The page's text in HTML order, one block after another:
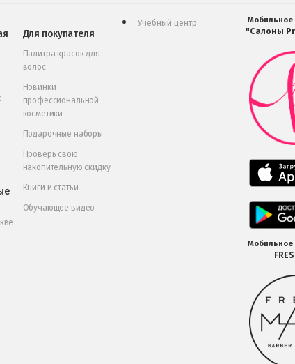
Для покупателя
Палитра красок для
волос
Новинки
профессиональной
косметики
Подарочные наборы
Проверь свою
накопительную скидку
Книги и статьи
Обучающее видео
Учебный центр Мобильное
"Салоны
Мобильное